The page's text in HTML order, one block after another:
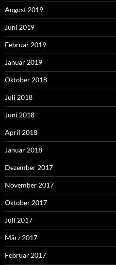
August 2019
Juni 2019
Februar 2019
Januar 2019
Oktober 2018
Juli 2018
Juni 2018
April 2018
Januar 2018
Dezember 2017
November 2017
Oktober 2017
Juli 2017
März 2017
Februar 2017